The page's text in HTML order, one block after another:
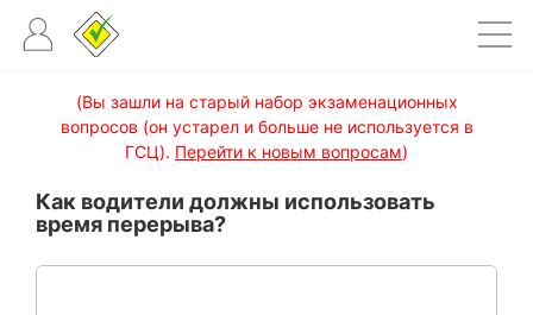
(Вы зашли на старый набор экзаменационных
вопросов (он устарел и больше не используется в
ГСЦ). Перейти к новым вопросам)
Как водители должны использовать
время перерыва?